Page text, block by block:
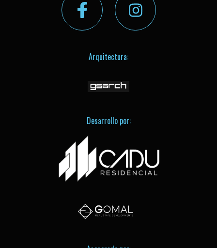
Arquitectura:
Desarrollo por: